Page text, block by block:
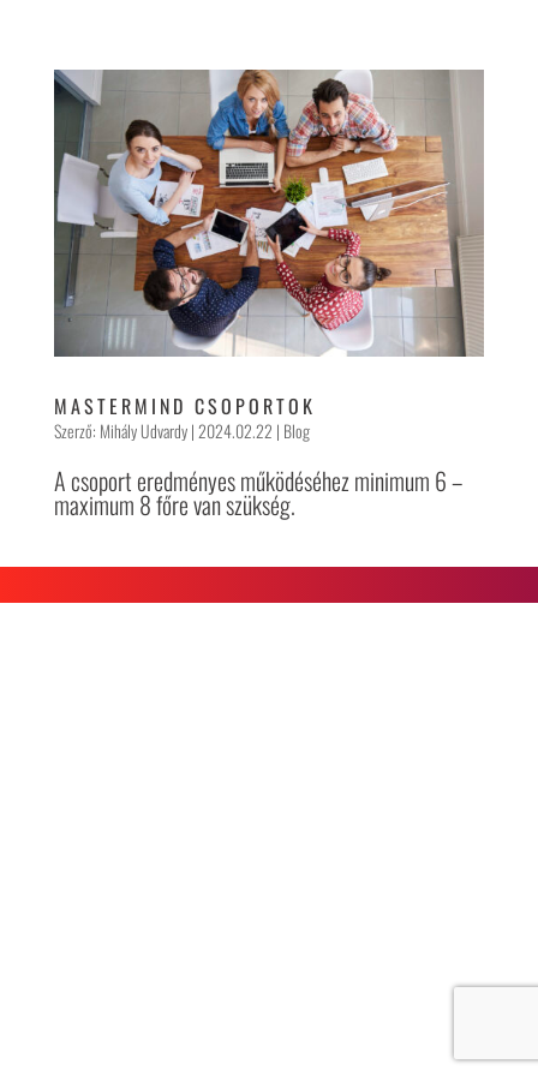
MASTERMIND CSOPORTOK
Szerző: Mihály Udvardy|2024.02.22 | Blog
A csoport eredményes működéséhez minimum 6 –
maximum 8 főre van szükség.